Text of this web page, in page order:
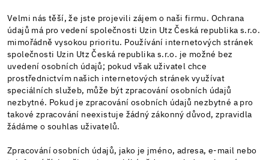
Velmi nás těší, že jste projevili zájem o naši firmu. Ochrana
údajů má pro vedení společnosti Uzin Utz Česká republika s.r.o.
mimořádně vysokou prioritu. Používání internetových stránek
společnosti Uzin Utz Česká republika s.r.o. je možné bez
uvedení osobních údajů; pokud však uživatel chce
prostřednictvím našich internetových stránek využívat
speciálních služeb, může být zpracování osobních údajů
nezbytné. Pokud je zpracování osobních údajů nezbytné a pro
takové zpracování neexistuje žádný zákonný důvod, zpravidla
žádáme o souhlas uživatelů.
Zpracování osobních údajů, jako je jméno, adresa, e-mail nebo